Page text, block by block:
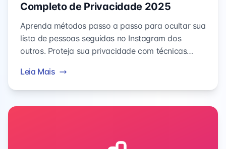
Completo de Privacidade 2025
Aprenda métodos passo a passo para ocultar sua
lista de pessoas seguidas no Instagram dos
outros. Proteja sua privacidade com técnicas
seguro.
Leia Mais